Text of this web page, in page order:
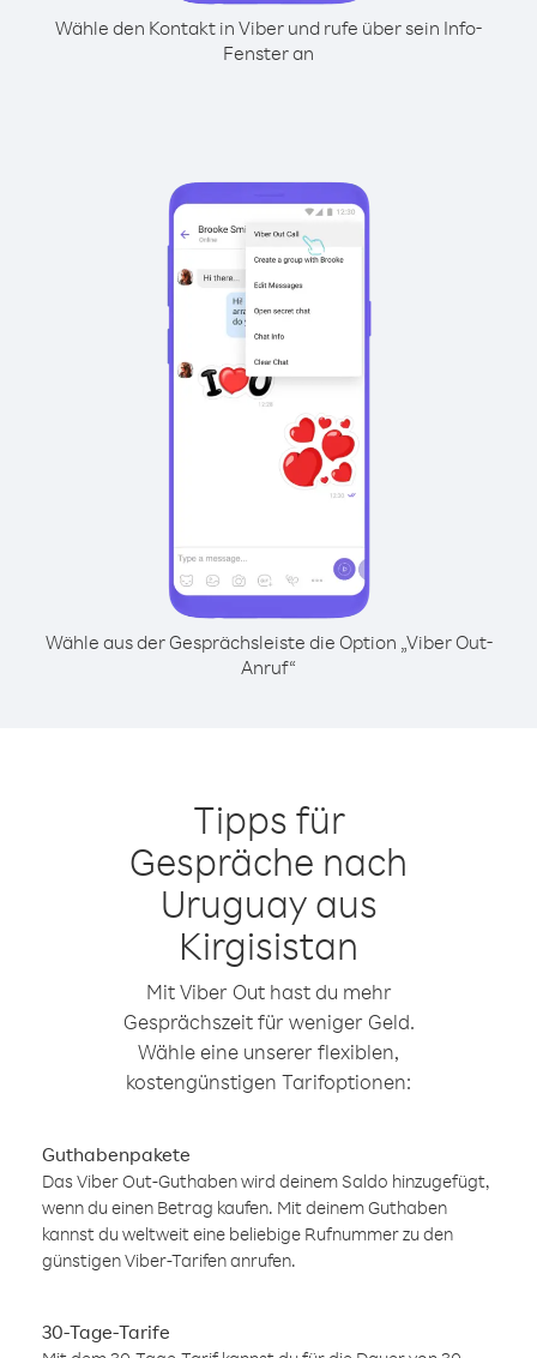
Wähle den Kontakt in Viber und rufe über sein Info-
Fenster an
Wähle aus der Gesprächsleiste die Option „Viber Out-
Anruf“
Tipps für
Gespräche nach
Uruguay aus
Kirgisistan
Mit Viber Out hast du mehr
Gesprächszeit für weniger Geld.
Wähle eine unserer flexiblen,
kostengünstigen Tarifoptionen:
Guthabenpakete
Das Viber Out-Guthaben wird deinem Saldo hinzugefügt,
wenn du einen Betrag kaufen. Mit deinem Guthaben
kannst du weltweit eine beliebige Rufnummer zu den
günstigen Viber-Tarifen anrufen.
30-Tage-Tarife